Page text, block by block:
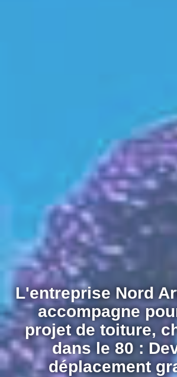
L'entreprise Nord
accompagne
projet de toiture,
dans le 80 :
déplacement